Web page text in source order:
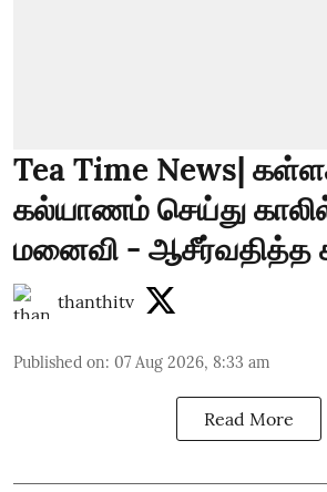
Tea Time News|
கல்யாணம் செய்து
மனைவி -
thanthitv
Published on: 07 Aug 2026, 8:33 am
Read More